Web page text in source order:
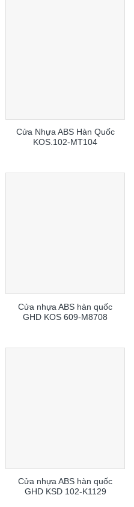
Cửa Nhựa ABS Hàn Quốc
KOS.102-MT104
Cửa nhựa ABS hàn quốc
GHD KOS 609-M8708
Cửa nhựa ABS hàn quốc
GHD KSD 102-K1129